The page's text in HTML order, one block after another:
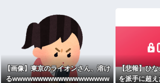
【画像】東京のライオンさん、溶け
るwwwwwwwwwwwwwwwwwww
【悲報】ひ
を派手に超